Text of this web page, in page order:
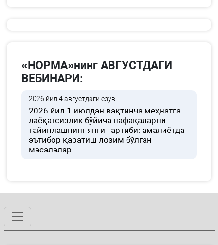
«НОРМА»нинг АВГУСТДАГИ
ВЕБИНАРИ:
2026 йил 4 августдаги ёзув
2026 йил 1 июлдан вақтинча меҳнатга
лаёқатсизлик бўйича нафақаларни
тайинлашнинг янги тартиби: амалиётда
эътибор қаратиш лозим бўлган
масалалар